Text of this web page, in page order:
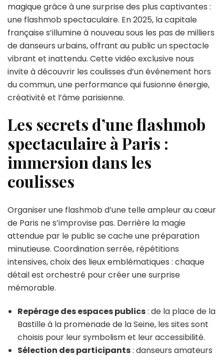
coulisses
de
la
plus
à
Paris
magique grâce à une surprise des plus captivantes :
une flashmob spectaculaire. En 2025, la capitale
française s’illumine à nouveau sous les pas de milliers
de danseurs urbains, offrant au public un spectacle
vibrant et inattendu. Cette vidéo exclusive nous
invite à découvrir les coulisses d’un événement hors
du commun, une performance qui fusionne énergie,
créativité et l’âme parisienne.
Les secrets d’une flashmob
spectaculaire à Paris :
immersion dans les
coulisses
Organiser une flashmob d’une telle ampleur au cœur
de Paris ne s’improvise pas. Derrière la magie
attendue par le public se cache une préparation
minutieuse. Coordination serrée, répétitions
intensives, choix des lieux emblématiques : chaque
détail est orchestré pour créer une surprise
mémorable.
Repérage des espaces publics: de la place de la
Bastille à la promenade de la Seine, les sites sont
choisis pour leur symbolism et leur accessibilité.
Sélection des participants: danseurs amateurs